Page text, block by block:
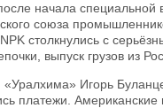
начала
союза
столкнулись с
выпуск грузов из
Игорь
платежи.